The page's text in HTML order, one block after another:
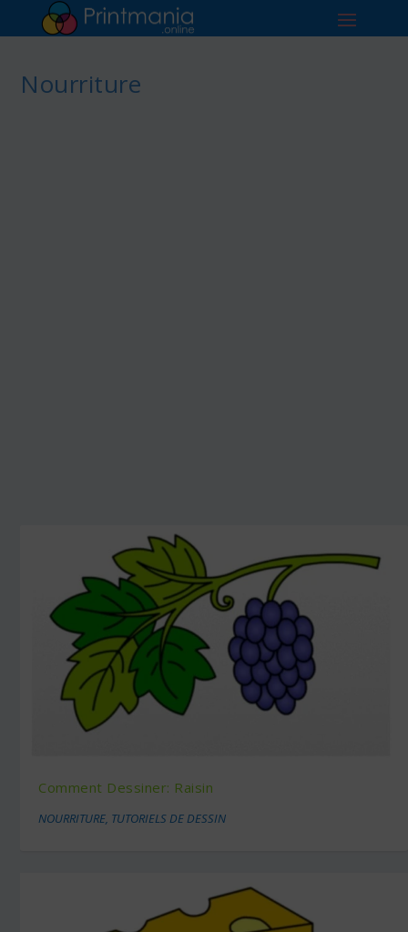
Nourriture
Comment Dessiner: Raisin
NOURRITURE, TUTORIELS DE DESSIN